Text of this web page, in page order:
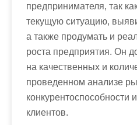
предпринимателя, так
текущую ситуацию,
а также продумать и
роста предприятия. Он
на качественных и
проведенном анализе
конкурентоспособности
клиентов.